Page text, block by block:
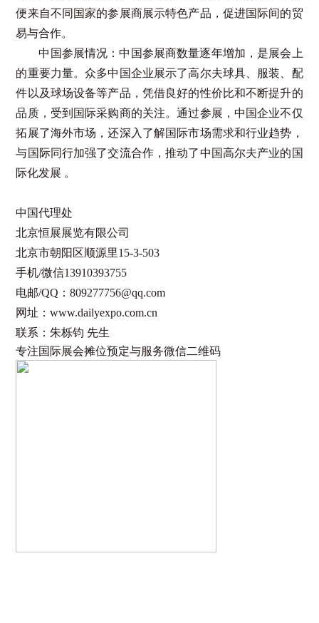
便来自不同国家的参展商展示特色产品，促进国际间的贸
易与合作。
中国参展情况：中国参展商数量逐年增加，是展会上
的重要力量。众多中国企业展示了高尔夫球具、服装、配
件以及球场设备等产品，凭借良好的性价比和不断提升的
品质，受到国际采购商的关注。通过参展，中国企业不仅
拓展了海外市场，还深入了解国际市场需求和行业趋势，
与国际同行加强了交流合作，推动了中国高尔夫产业的国
际化发展 。
中国代理处
北京恒展展览有限公司
北京市朝阳区顺源里15-3-503
手机/微信13910393755
电邮/QQ ：809277756@qq.com
网址：www.dailyexpo.com.cn
联系：朱栎钧 先生
专注国际展会摊位预定与服务微信二维码